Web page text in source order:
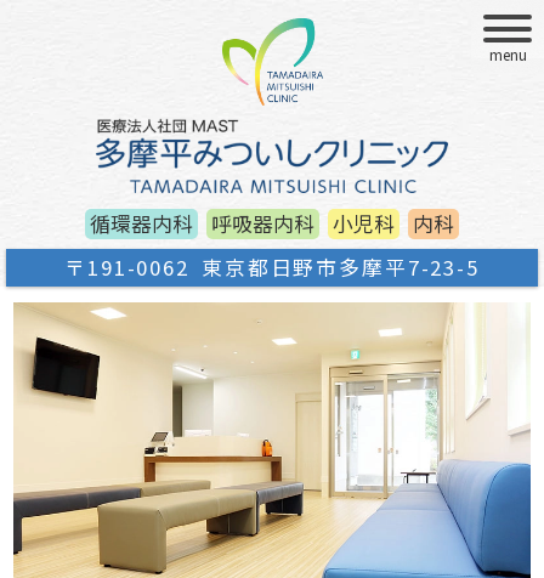
循環器内科 呼吸器内科 小児科
内科
〒191-0062 東京都日野市多摩平7-23-5
menu